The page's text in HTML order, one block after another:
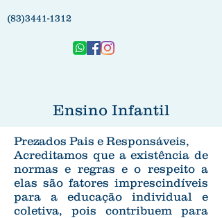
(83)3441-1312
Ensino Infantil
Prezados Pais e Responsáveis,
Acreditamos que a existência de
normas e regras e o respeito a
elas são fatores imprescindíveis
para a educação individual e
coletiva, pois contribuem para